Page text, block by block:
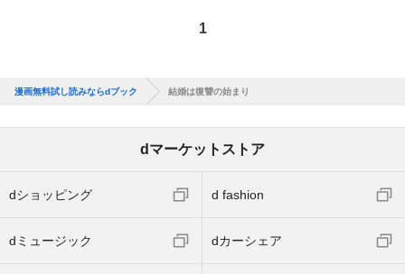
1
漫画無料試し読みならdブック 結婚は復讐の始まり
dマーケットストア
dショッピング d fashion
dミュージック dカーシェア